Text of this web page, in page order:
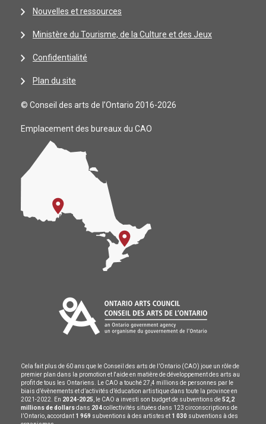
Nouvelles et ressources
Ministère du Tourisme, de la Culture et des Jeux
Confidentialité
Plan du site
© Conseil des arts de l’Ontario 2016-2026
Emplacement des bureaux du CAO
Cela fait plus de 60 ans que le Conseil des arts de l’Ontario (CAO) joue un rôle de
premier plan dans la promotion et l'aide en matière de développement des arts au
profit de tous les Ontariens. Le CAO a touché 27,4 millions de personnes par le
biais d’évènements et d’activités d’éducation artistique dans toute la province en
2021-2022. En 2024-2025 , le CAO a investi son budget de subventions de52,2
millions de dollarsdans 204collectivités situées dans 123 circonscriptions de
l’Ontario, accordant 1 969 subventions à des artistes et 1 030 subventions à des